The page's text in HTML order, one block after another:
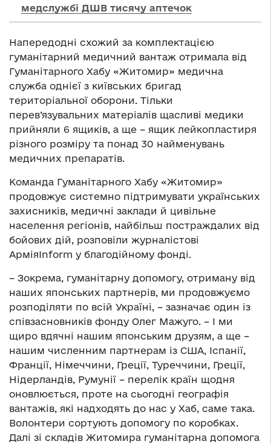
медслужбі ДШВ тисячу аптечок
Напередодні схожий за комплектацією
гуманітарний медичний вантаж отримала від
Гуманітарного Хабу «Житомир» медична
служба однієї з київських бригад
територіальної оборони. Тільки
перев’язувальних матеріалів щасливі медики
прийняли 6 ящиків, а ще – ящик лейкопластиря
різного розміру та понад 30 найменувань
медичних препаратів.
Команда Гуманітарного Хабу «Житомир»
продовжує системно підтримувати українських
захисників, медичні заклади й цивільне
населення регіонів, найбільш постраждалих від
бойових дій, розповіли журналістові
АрміяInform у благодійному фонді.
– Зокрема, гуманітарну допомогу, отриману від
наших японських партнерів, ми продовжуємо
розподіляти по всій Україні, – зазначає один із
співзасновників фонду Олег Мажуго. – І ми
щиро вдячні нашим японським друзям, а ще –
нашим численним партнерам із США, Іспанії,
Франції, Німеччини, Греції, Туреччини, Греції,
Нідерландів, Румунії – перелік країн щодня
оновлюється, проте на сьогодні географія
вантажів, які надходять до нас у Хаб, саме така.
Волонтери сортують допомогу по коробках.
Далі зі складів Житомира гуманітарна допомога